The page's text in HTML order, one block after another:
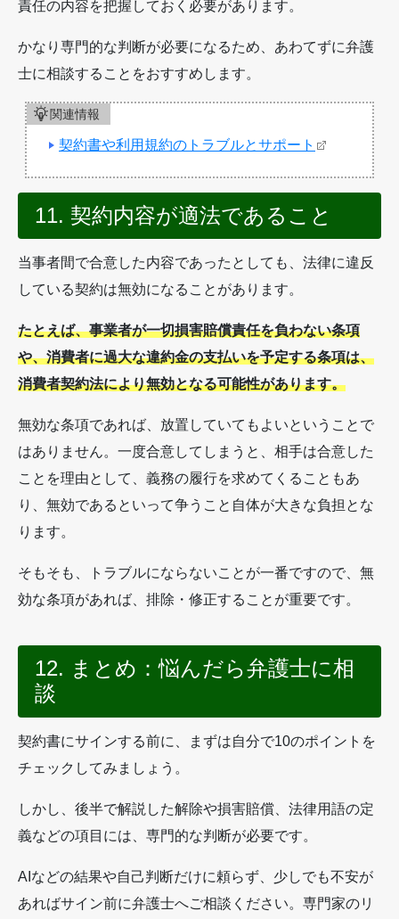
責任の内容を把握しておく必要があります。
かなり専門的な判断が必要になるため、あわてずに弁護
士に相談することをおすすめします。
関連情報
契約書や利用規約のトラブルとサポート
11. 契約内容が適法であること
当事者間で合意した内容であったとしても、法律に違反
している契約は無効になることがあります。
たとえば、事業者が一切損害賠償責任を負わない条項
や、消費者に過大な違約金の支払いを予定する条項は、
消費者契約法により無効となる可能性があります。
無効な条項であれば、放置していてもよいということで
はありません。一度合意してしまうと、相手は合意した
ことを理由として、義務の履行を求めてくることもあ
り、無効であるといって争うこと自体が大きな負担とな
ります。
そもそも、トラブルにならないことが一番ですので、無
効な条項があれば、排除・修正することが重要です。
12. まとめ：悩んだら弁護士に相
談
契約書にサインする前に、まずは自分で10のポイントを
チェックしてみましょう。
しかし、後半で解説した解除や損害賠償、法律用語の定
義などの項目には、専門的な判断が必要です。
AIなどの結果や自己判断だけに頼らず、少しでも不安が
あればサイン前に弁護士へご相談ください。専門家のリ